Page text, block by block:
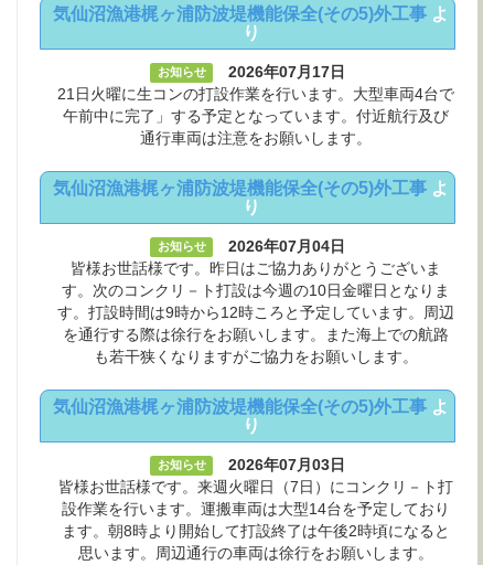
気仙沼漁港梶ヶ浦防波堤機能保全(その5)外工事 よ
り
お知らせ 2026年07月17日
21日火曜に生コンの打設作業を行います。大型車両4台で
午前中に完了」する予定となっています。付近航行及び
通行車両は注意をお願いします。
気仙沼漁港梶ヶ浦防波堤機能保全(その5)外工事 よ
り
お知らせ 2026年07月04日
皆様お世話様です。昨日はご協力ありがとうございま
す。次のコンクリ－ト打設は今週の10日金曜日となりま
す。打設時間は9時から12時ころと予定しています。周辺
を通行する際は徐行をお願いします。また海上での航路
も若干狭くなりますがご協力をお願いします。
気仙沼漁港梶ヶ浦防波堤機能保全(その5)外工事 よ
り
お知らせ 2026年07月03日
皆様お世話様です。来週火曜日（7日）にコンクリ－ト打
設作業を行います。運搬車両は大型14台を予定しており
ます。朝8時より開始して打設終了は午後2時頃になると
思います。周辺通行の車両は徐行をお願いします。